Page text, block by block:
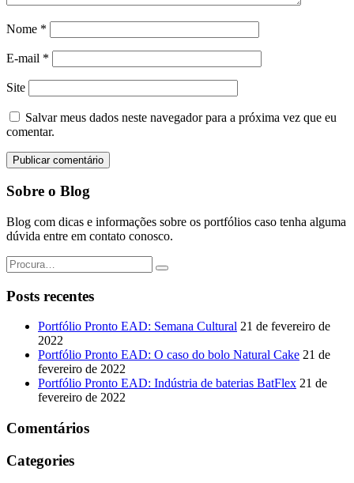
Nome *
E-mail *
Site
Salvar meus dados neste navegador para a próxima vez que eu
comentar.
Sobre o Blog
Blog com dicas e informações sobre os portfólios caso tenha alguma
dúvida entre em contato conosco.
Posts recentes
Portfólio Pronto EAD: Semana Cultural 21 de fevereiro de
2022
Portfólio Pronto EAD: O caso do bolo Natural Cake 21 de
fevereiro de 2022
Portfólio Pronto EAD: Indústria de baterias BatFlex 21 de
fevereiro de 2022
Comentários
Categories